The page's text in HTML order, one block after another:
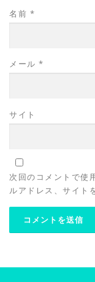
名前 *
メール *
サイト
次回のコメントで使
ルアドレス、サイト